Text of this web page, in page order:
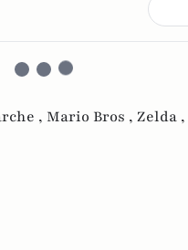
, Mario Bros , Zelda ,